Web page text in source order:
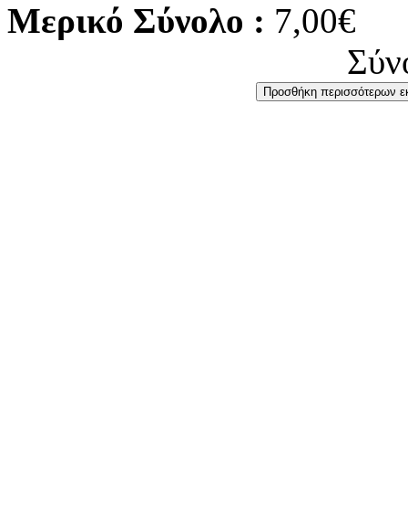
Μερικό Σύνολο : 7,00€
Προσθήκη περισσότερων